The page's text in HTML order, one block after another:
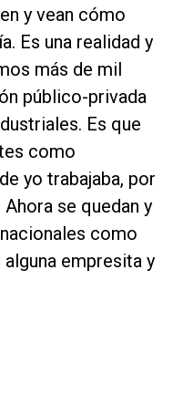
y vean cómo
Es una realidad y
más de mil
público-privada
Es que
como
yo trabajaba, por
se quedan y
como
empresita y